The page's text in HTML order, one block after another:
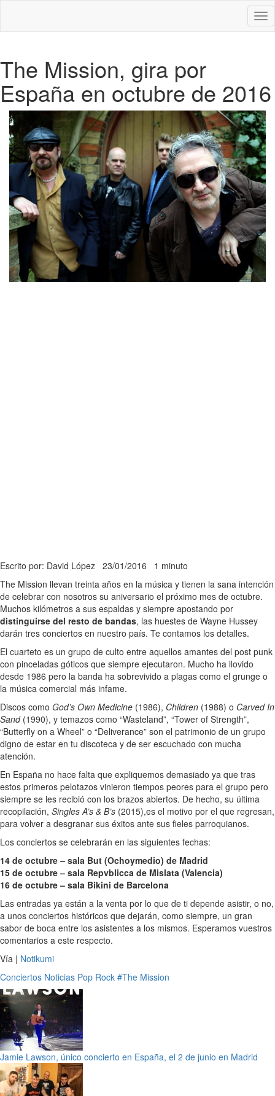
The Mission, gira por
España en octubre de 2016
Escrito por: David López 23/01/2016 1 minuto
The Mission llevan treinta años en la música y tienen la sana intención
de celebrar con nosotros su aniversario el próximo mes de octubre.
Muchos kilómetros a sus espaldas y siempre apostando por
distinguirse del resto de bandas, las huestes de Wayne Hussey
darán tres conciertos en nuestro país. Te contamos los detalles.
El cuarteto es un grupo de culto entre aquellos amantes del post punk
con pinceladas góticos que siempre ejecutaron. Mucho ha llovido
desde 1986 pero la banda ha sobrevivido a plagas como el grunge o
la música comercial más infame.
Discos como God’s Own Medicine (1986), Children (1988) o Carved In
Sand (1990), y temazos como “Wasteland”, “Tower of Strength”,
“Butterfly on a Wheel” o “Deliverance” son el patrimonio de un grupo
digno de estar en tu discoteca y de ser escuchado con mucha
atención.
En España no hace falta que expliquemos demasiado ya que tras
estos primeros pelotazos vinieron tiempos peores para el grupo pero
siempre se les recibió con los brazos abiertos. De hecho, su última
recopilación, Singles A’s & B’s (2015),es el motivo por el que regresan,
para volver a desgranar sus éxitos ante sus fieles parroquianos.
Los conciertos se celebrarán en las siguientes fechas:
14 de octubre – sala But (Ochoymedio) de Madrid
15 de octubre – sala Repvblicca de Mislata (Valencia)
16 de octubre – sala Bikini de Barcelona
Las entradas ya están a la venta por lo que de ti depende asistir, o no,
a unos conciertos históricos que dejarán, como siempre, un gran
sabor de boca entre los asistentes a los mismos. Esperamos vuestros
comentarios a este respecto.
Vía | Notikumi
Conciertos Noticias Pop Rock #The Mission
Jamie Lawson, único concierto en España, el 2 de junio en Madrid